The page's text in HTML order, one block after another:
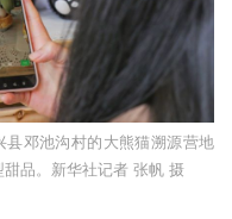
县邓池沟村的大熊猫溯源营地
甜品。新华社记者 张帆 摄